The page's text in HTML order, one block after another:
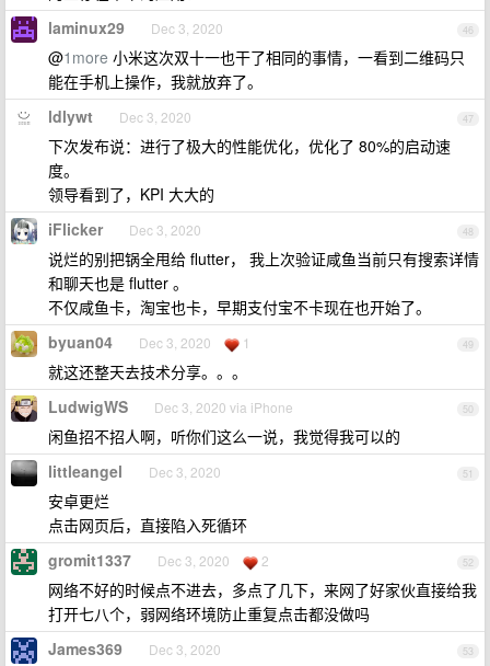
46
laminux29 Dec 3, 2020
@1more 小米这次双十一也干了相同的事情，一看到二维码只
能在手机上操作，我就放弃了。
47
ldlywt Dec 3, 2020
下次发布说：进行了极大的性能优化，优化了 80%的启动速
度。
领导看到了，KPI 大大的
48
iFlicker Dec 3, 2020
说烂的别把锅全甩给 flutter， 我上次验证咸鱼当前只有搜索详情
和聊天也是 flutter 。
不仅咸鱼卡，淘宝也卡，早期支付宝不卡现在也开始了。
49
byuan04 Dec 3, 2020 1
就这还整天去技术分享。。。
50
LudwigWS Dec 3, 2020 via iPhone
闲鱼招不招人啊，听你们这么一说，我觉得我可以的
51
littleangel Dec 3, 2020
安卓更烂
点击网页后，直接陷入死循环
52
gromit1337 Dec 3, 2020 2
网络不好的时候点不进去，多点了几下，来网了好家伙直接给我
打开七八个，弱网络环境防止重复点击都没做吗
53
James369 Dec 3, 2020